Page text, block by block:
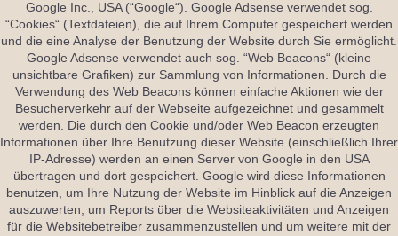
Google Inc., USA (“Google“). Google Adsense verwendet sog.
“Cookies“ (Textdateien), die auf Ihrem Computer gespeichert werden
und die eine Analyse der Benutzung der Website durch Sie ermöglicht.
Google Adsense verwendet auch sog. “Web Beacons“ (kleine
unsichtbare Grafiken) zur Sammlung von Informationen. Durch die
Verwendung des Web Beacons können einfache Aktionen wie der
Besucherverkehr auf der Webseite aufgezeichnet und gesammelt
werden. Die durch den Cookie und/oder Web Beacon erzeugten
Informationen über Ihre Benutzung dieser Website (einschließlich Ihrer
IP-Adresse) werden an einen Server von Google in den USA
übertragen und dort gespeichert. Google wird diese Informationen
benutzen, um Ihre Nutzung der Website im Hinblick auf die Anzeigen
auszuwerten, um Reports über die Websiteaktivitäten und Anzeigen
für die Websitebetreiber zusammenzustellen und um weitere mit der